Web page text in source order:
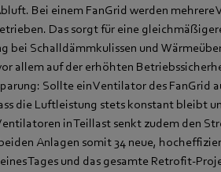
Bei einem FanGrid werden
Das sorgt für eine
bei Schalldämmkulissen und
allem auf der erhöhten
Sollte ein Ventilator des FanGrid
die Luftleistung stets konstant bleibt
in Teillast senkt zudem den
Anlagen somit 34 neue,
Tages und das gesamte Retrofit-